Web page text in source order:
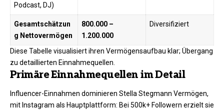
Podcast, DJ)
Gesamtschätzun
g Nettovermögen
800.000 –
1.200.000
Diversifiziert ​
Diese Tabelle visualisiert ihren Vermögensaufbau klar; Übergang
zu detaillierten Einnahmequellen.​​
Primäre Einnahmequellen im Detail
Influencer-Einnahmen dominieren Stella Stegmann Vermögen,
mit Instagram als Hauptplattform: Bei 500k+ Followern erzielt sie